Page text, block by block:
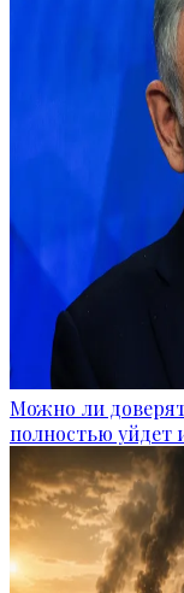
Можно ли
полностью уйдет